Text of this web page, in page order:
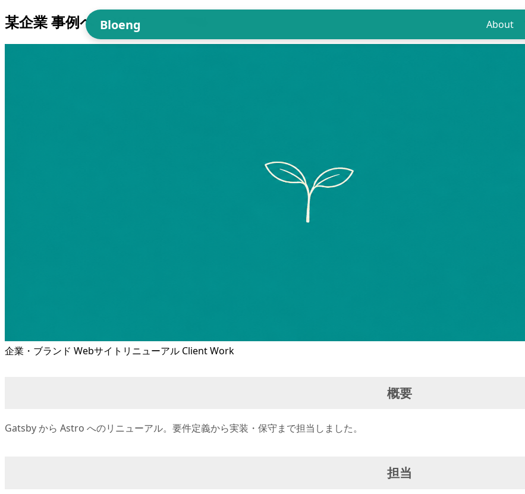
Bloeng About
某企業 事例ページリニューアル
企業・ブランド Webサイトリニューアル Client Work
概要
Gatsby から Astro へのリニューアル。要件定義から実装・保守まで担当しました。
担当